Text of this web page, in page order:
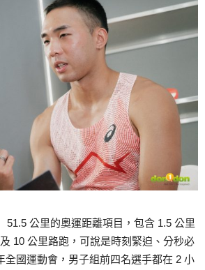
51.5 公里的奧運距離項目，包含 1.5 公里
10 公里路跑，可說是時刻緊迫、分秒必
全國運動會，男子組前四名選手都在 2 小